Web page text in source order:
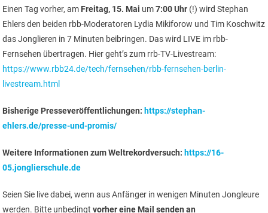
Einen Tag vorher, am Freitag, 15. Mai um7:00 Uhr (!) wird Stephan
Ehlers den beiden rbb-Moderatoren Lydia Mikiforow und Tim Koschwitz
das Jonglieren in 7 Minuten beibringen. Das wird LIVE im rbb-
Fernsehen übertragen. Hier geht’s zum rrb-TV-Livestream:
https://www.rbb24.de/tech/fernsehen/rbb-fernsehen-berlin-
livestream.html
Bisherige Presseveröffentlichungen: https://stephan-
ehlers.de/presse-und-promis/
Weitere Informationen zum Weltrekordversuch: https://16-
05.jonglierschule.de
Seien Sie live dabei, wenn aus Anfänger in wenigen Minuten Jongleure
werden. Bitte unbedingtvorher eine Mail senden an